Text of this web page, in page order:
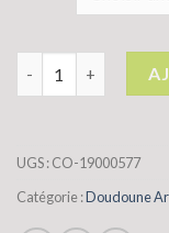
quantité de
UGS :CO-19000577
Catégorie :Doudoune